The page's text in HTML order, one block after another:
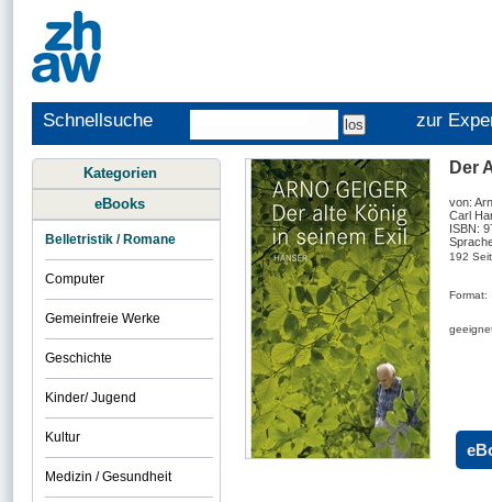
Schnellsuche zur
Der
von:
Carl
ISBN:
192
Format:
Kategorien
eBooks
Belletristik / Romane
Computer
Gemeinfreie Werke
Geschichte
Kinder/ Jugend
Kultur
Medizin / Gesundheit